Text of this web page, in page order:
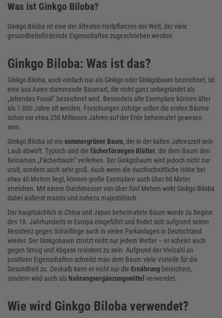
Was ist Ginkgo Biloba?
Ginkgo Biloba ist eine der ältesten Heilpflanzen der Welt, der viele
gesundheitsfördernde Eigenschaften zugeschrieben werden.
Ginkgo Biloba: Was ist das?
Ginkgo Biloba, auch einfach nur als Ginkgo oder Ginkgobaum bezeichnet, ist
eine aus Asien stammende Baumart, die nicht ganz unbegründet als
„lebendes Fossil“ bezeichnet wird. Besonders alte Exemplare können älter
als 1.000 Jahre alt werden. Forschungen zufolge sollen die ersten Bäume
schon vor etwa 250 Millionen Jahren auf der Erde beheimatet gewesen
sein.
Ginkgo Biloba ist ein sommergrüner Baum, der in der kalten Jahreszeit sein
Laub abwirft. Typisch sind die fächerförmigen Blätter, die dem Baum den
Beinamen „Fächerbaum“ verleihen. Der Ginkgobaum wird jedoch nicht nur
uralt, sondern auch sehr groß. Auch wenn die durchschnittliche Höhe bei
etwa 40 Metern liegt, können große Exemplare auch über 60 Meter
erreichen. Mit einem Durchmesser von über fünf Metern wirkt Ginkgo Biloba
dabei äußerst massiv und nahezu majestätisch.
Der hauptsächlich in China und Japan beheimatete Baum wurde zu Beginn
des 18. Jahrhunderts in Europa eingeführt und findet sich aufgrund seiner
Resistenz gegen Schädlinge auch in vielen Parkanlagen in Deutschland
wieder. Der Ginkgobaum strotzt nicht nur jedem Wetter – er scheint auch
gegen Smog und Abgase resistent zu sein. Aufgrund der Vielzahl an
positiven Eigenschaften schreibt man dem Baum viele Vorteile für die
Gesundheit zu. Deshalb kann er nicht nur die Ernährung bereichern,
sondern wird auch als Nahrungsergänzungsmittel verwendet.
Wie wird Ginkgo Biloba verwendet?